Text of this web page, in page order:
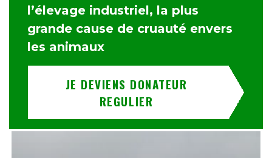
l’élevage industriel, la plus
grande cause de cruauté envers
les animaux
JE DEVIENS DONATEUR
REGULIER